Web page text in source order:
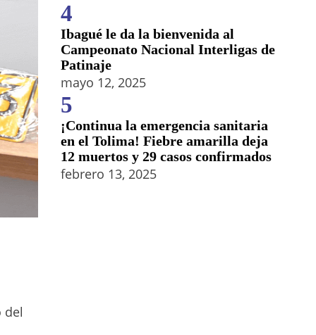
del
4
Ibagué le da la bienvenida al
Campeonato Nacional Interligas de
Patinaje
mayo 12, 2025
5
¡Continua la emergencia sanitaria
en el Tolima! Fiebre amarilla deja
12 muertos y 29 casos confirmados
febrero 13, 2025